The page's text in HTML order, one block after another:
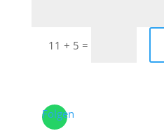
11 + 5 =
Folgen